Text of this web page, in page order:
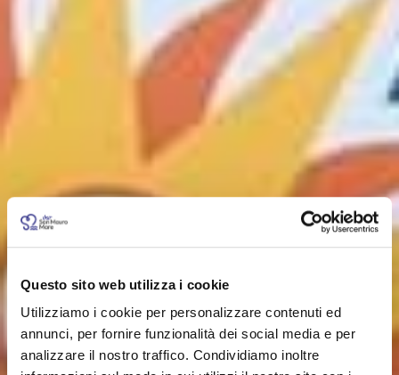
Questo sito web utilizza i cookie
Utilizziamo i cookie per personalizzare contenuti ed
annunci, per fornire funzionalità dei social media e per
analizzare il nostro traffico. Condividiamo inoltre